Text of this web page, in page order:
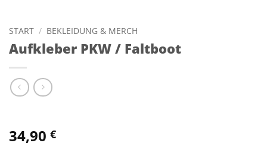
START / BEKLEIDUNG & MERCH
Aufkleber PKW / Faltboot
34,90 €